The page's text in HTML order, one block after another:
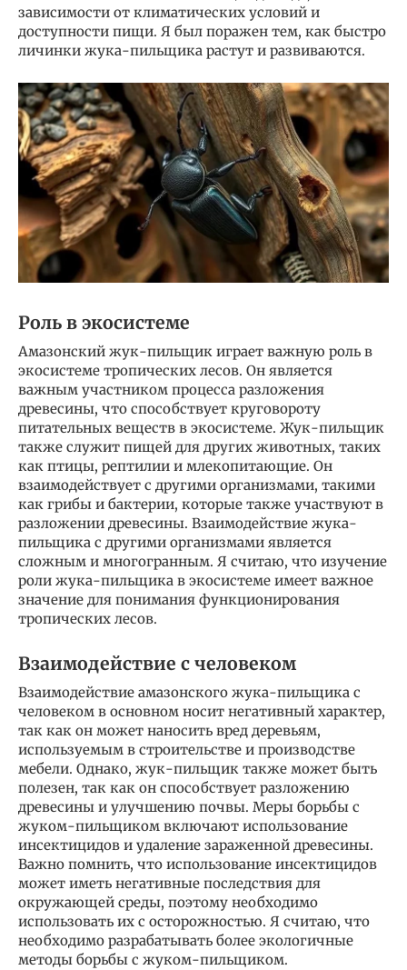
зависимости от климатических условий и
доступности пищи. Я был поражен тем, как быстро
личинки жука-пильщика растут и развиваются.
Роль в экосистеме
Амазонский жук-пильщик играет важную роль в
экосистеме тропических лесов. Он является
важным участником процесса разложения
древесины, что способствует круговороту
питательных веществ в экосистеме. Жук-пильщик
также служит пищей для других животных, таких
как птицы, рептилии и млекопитающие. Он
взаимодействует с другими организмами, такими
как грибы и бактерии, которые также участвуют в
разложении древесины. Взаимодействие жука-
пильщика с другими организмами является
сложным и многогранным. Я считаю, что изучение
роли жука-пильщика в экосистеме имеет важное
значение для понимания функционирования
тропических лесов.
Взаимодействие с человеком
Взаимодействие амазонского жука-пильщика с
человеком в основном носит негативный характер,
так как он может наносить вред деревьям,
используемым в строительстве и производстве
мебели. Однако, жук-пильщик также может быть
полезен, так как он способствует разложению
древесины и улучшению почвы. Меры борьбы с
жуком-пильщиком включают использование
инсектицидов и удаление зараженной древесины.
Важно помнить, что использование инсектицидов
может иметь негативные последствия для
окружающей среды, поэтому необходимо
использовать их с осторожностью. Я считаю, что
необходимо разрабатывать более экологичные
методы борьбы с жуком-пильщиком.